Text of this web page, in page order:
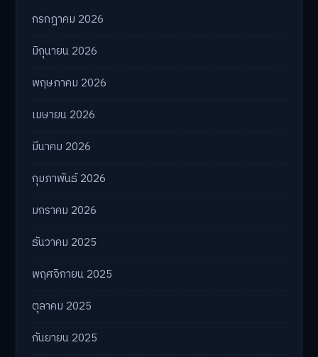
กรกฎาคม 2026
มิถุนายน 2026
พฤษภาคม 2026
เมษายน 2026
มีนาคม 2026
กุมภาพันธ์ 2026
มกราคม 2026
ธันวาคม 2025
พฤศจิกายน 2025
ตุลาคม 2025
กันยายน 2025